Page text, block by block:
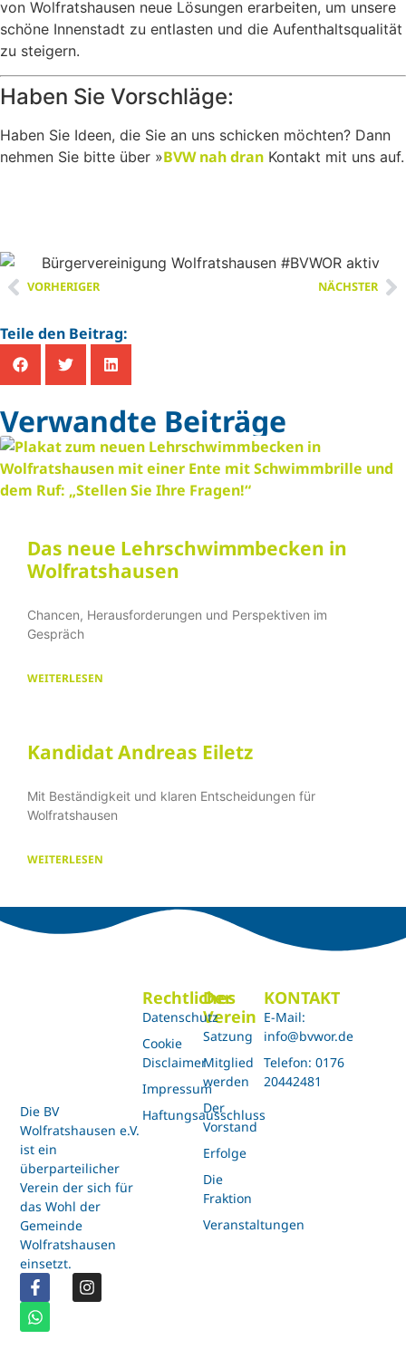
von Wolfratshausen neue Lösungen erarbeiten, um unsere
schöne Innenstadt zu entlasten und die Aufenthaltsqualität
zu steigern.
Haben Sie Vorschläge:
Haben Sie Ideen, die Sie an uns schicken möchten? Dann
nehmen Sie bitte über »BVW nah dran Kontakt mit uns auf.
VORHERIGER NÄCHSTER
Teile den Beitrag:
Verwandte Beiträge
Das neue Lehrschwimmbecken in
Wolfratshausen
Chancen, Herausforderungen und Perspektiven im
Gespräch
WEITERLESEN
Kandidat Andreas Eiletz
Mit Beständigkeit und klaren Entscheidungen für
Wolfratshausen
WEITERLESEN
Die BV
Wolfratshausen e.V.
ist ein
überparteilicher
Verein der sich für
das Wohl der
Gemeinde
Wolfratshausen
einsetzt.
Der
Verein
Satzung
Mitglied
werden
Der
Vorstand
Erfolge
Die
Fraktion
Veranstaltungen
Rechtliches
Datenschutz
Cookie
Disclaimer
Impressum
Haftungsausschluss
KONTAKT
E-Mail:
info@bvwor.de
Telefon: 0176
20442481